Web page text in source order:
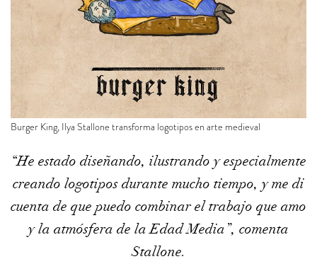
Burger King, Ilya Stallone transforma logotipos en arte medieval
“He estado diseñando, ilustrando y especialmente
creando logotipos durante mucho tiempo, y me di
cuenta de que puedo combinar el trabajo que amo
y la atmósfera de la Edad Media”, comenta
Stallone.